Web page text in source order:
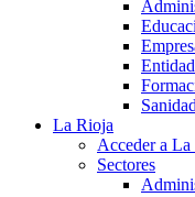
Sanidad
La Rioja
Acceder a La
Sectores